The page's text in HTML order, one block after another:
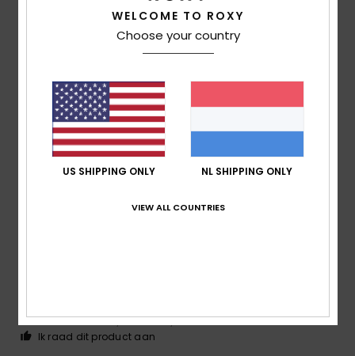
10. februari
Comfort: 5/5 Prijs-kwaliteitverhouding
Materiaal: 5/5 Kleur: 5
Ik raad dit product aan
5
maatMateriaal: 5 Kleur: 5
Ik raad dit product aan
WELCOME TO ROXY
Choose your country
US SHIPPING ONLY NL SHIPPING ONLY
VIEW ALL COUNTRIES